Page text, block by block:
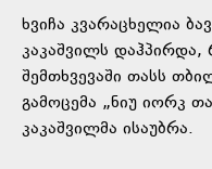
ხვიჩა კვარაცხელია
კაკაშვილს დაჰპირდა,
შემთხვევაში თასს
გამოცემა „ნიუ იორკ
კაკაშვილმა ისაუბრა.